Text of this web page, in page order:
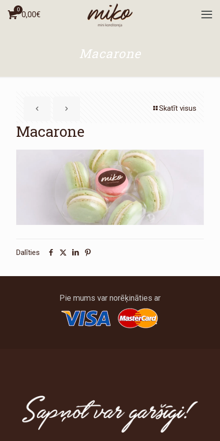
0
0,00€
Macarone
Skatīt visus
Macarone
Dalīties
Pie mums var norēķināties ar